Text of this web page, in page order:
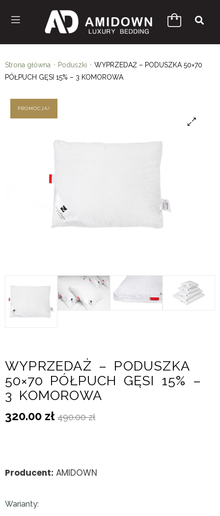
Strona główna Poduszki
WYPRZEDAŻ – PODUSZKA 50×70
PÓŁPUCH GĘSI 15% – 3 KOMOROWA
PROMOCJA!
WYPRZEDAŻ – PODUSZKA
50×70 PÓŁPUCH GĘSI 15% –
3 KOMOROWA
490.00zł
320.00 zł
Producent: AMIDOWN
Warianty: